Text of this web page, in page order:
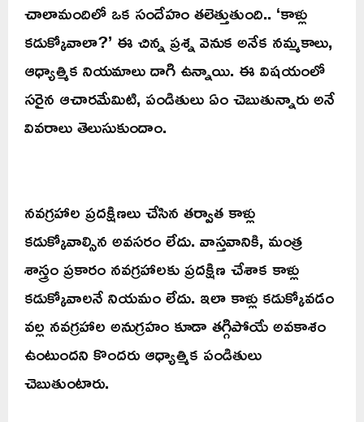
చాలామందిలో ఒక సందేహం తలెత్తుతుంది.. ‘కాళ్లు
కడుక్కోవాలా?’ ఈ చిన్న ప్రశ్న వెనుక అనేక నమ్మకాలు,
ఆధ్యాత్మిక నియమాలు దాగి ఉన్నాయి. ఈ విషయంలో
సరైన ఆచారమేమిటి, పండితులు ఏం చెబుతున్నారు అనే
వివరాలు తెలుసుకుందాం.
నవగ్రహాల ప్రదక్షిణలు చేసిన తర్వాత కాళ్లు
కడుక్కోవాల్సిన అవసరం లేదు. వాస్తవానికి, మంత్ర
శాస్త్రం ప్రకారం నవగ్రహాలకు ప్రదక్షిణ చేశాక కాళ్లు
కడుక్కోవాలనే నియమం లేదు. ఇలా కాళ్లు కడుక్కోవడం
వల్ల నవగ్రహాల అనుగ్రహం కూడా తగ్గిపోయే అవకాశం
ఉంటుందని కొందరు ఆధ్యాత్మిక పండితులు
చెబుతుంటారు.